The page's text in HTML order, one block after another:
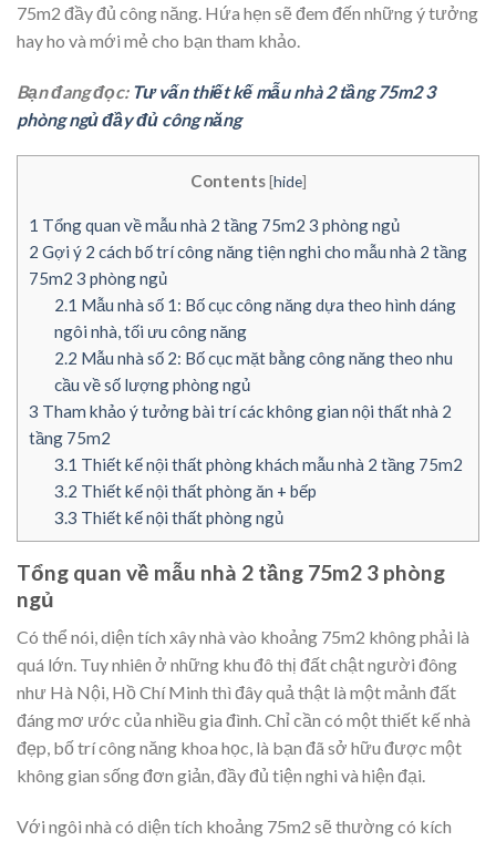
75m2 đầy đủ công năng. Hứa hẹn sẽ đem đến những ý tưởng
hay ho và mới mẻ cho bạn tham khảo.
Bạn đang đọc: Tư vấn thiết kế mẫu nhà 2 tầng 75m2 3
phòng ngủ đầy đủ công năng
Contents [hide]
1 Tổng quan về mẫu nhà 2 tầng 75m2 3 phòng ngủ
2 Gợi ý 2 cách bố trí công năng tiện nghi cho mẫu nhà 2 tầng
75m2 3 phòng ngủ
2.1 Mẫu nhà số 1: Bố cục công năng dựa theo hình dáng
ngôi nhà, tối ưu công năng
2.2 Mẫu nhà số 2: Bố cục mặt bằng công năng theo nhu
cầu về số lượng phòng ngủ
3 Tham khảo ý tưởng bài trí các không gian nội thất nhà 2
tầng 75m2
3.1 Thiết kế nội thất phòng khách mẫu nhà 2 tầng 75m2
3.2 Thiết kế nội thất phòng ăn + bếp
3.3 Thiết kế nội thất phòng ngủ
Tổng quan về mẫu nhà 2 tầng 75m2 3 phòng
ngủ
Có thể nói, diện tích xây nhà vào khoảng 75m2 không phải là
quá lớn. Tuy nhiên ở những khu đô thị đất chật người đông
như Hà Nội, Hồ Chí Minh thì đây quả thật là một mảnh đất
đáng mơ ước của nhiều gia đình. Chỉ cần có một thiết kế nhà
đẹp, bố trí công năng khoa học, là bạn đã sở hữu được một
không gian sống đơn giản, đầy đủ tiện nghi và hiện đại.
Với ngôi nhà có diện tích khoảng 75m2 sẽ thường có kích